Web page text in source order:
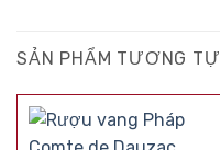
SẢN PHẨM TƯƠNG TỰ